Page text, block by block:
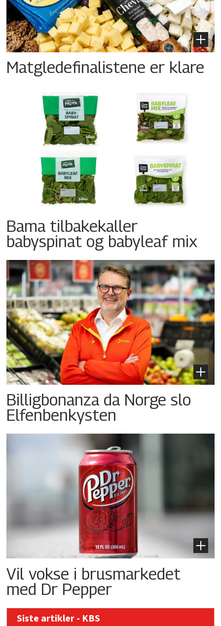
Matgledefinalistene er klare
Bama tilbakekaller
babyspinat og babyleaf mix
Billigbonanza da Norge slo
Elfenbenkysten
Vil vokse i brusmarkedet
med Dr Pepper
Siste artikler - KBS